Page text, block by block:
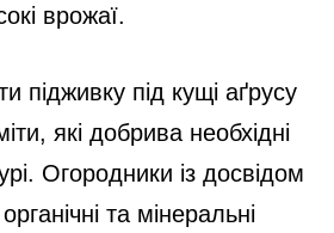
врожаї.
підживку під кущі аґрусу
які добрива необхідні
Огородники із досвідом
та мінеральні